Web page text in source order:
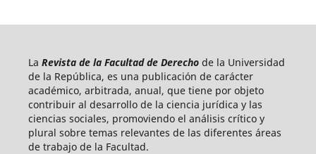
La Revista de la Facultad de Derecho de la Universidad
de la República, es una publicación de carácter
académico, arbitrada, anual, que tiene por objeto
contribuir al desarrollo de la ciencia jurídica y las
ciencias sociales, promoviendo el análisis crítico y
plural sobre temas relevantes de las diferentes áreas
de trabajo de la Facultad.